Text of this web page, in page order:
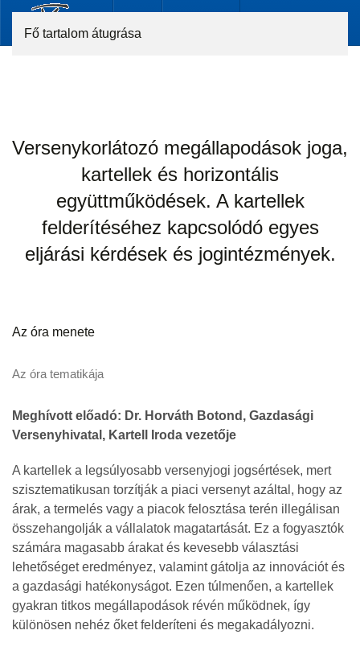
Fő tartalom átugrása
Versenykorlátozó megállapodások joga,
kartellek és horizontális
együttműködések. A kartellek
felderítéséhez kapcsolódó egyes
eljárási kérdések és jogintézmények.
Az óra menete
Az óra tematikája
Meghívott előadó: Dr. Horváth Botond, Gazdasági
Versenyhivatal, Kartell Iroda vezetője
A kartellek a legsúlyosabb versenyjogi jogsértések, mert
szisztematikusan torzítják a piaci versenyt azáltal, hogy az
árak, a termelés vagy a piacok felosztása terén illegálisan
összehangolják a vállalatok magatartását. Ez a fogyasztók
számára magasabb árakat és kevesebb választási
lehetőséget eredményez, valamint gátolja az innovációt és
a gazdasági hatékonyságot. Ezen túlmenően, a kartellek
gyakran titkos megállapodások révén működnek, így
különösen nehéz őket felderíteni és megakadályozni.